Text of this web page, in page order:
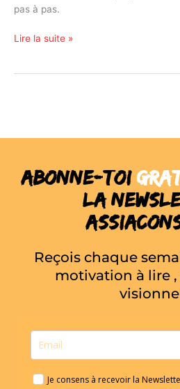
pas à pas.
Lire la suite »
Abonne-toi
la
Reçois chaque
motivation à lire
Je consens à recevoir la